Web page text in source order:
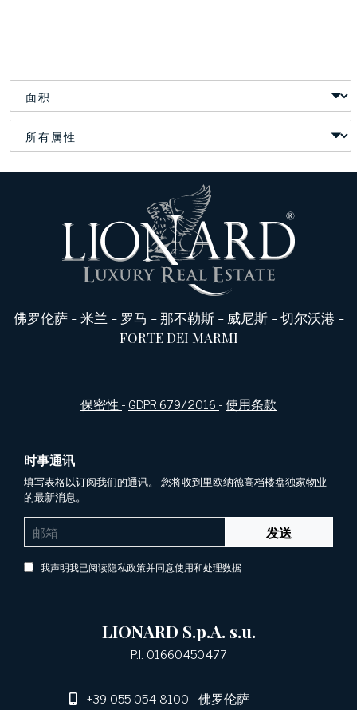
佛罗伦萨-米兰 - 罗马 -那不勒斯- 威尼斯-切尔沃港 -
FORTE DEI MARMI
保密性-GDPR 679/2016-使用条款
时事通讯
填写表格以订阅我们的通讯。 您将收到里欧纳德高档楼盘独家物业
的最新消息。
发送
我声明我已阅读隐私政策并同意使用和处理数据
LIONARD S.p.A. s.u.
P.I. 01660450477
+39 055 054 8100- 佛罗伦萨